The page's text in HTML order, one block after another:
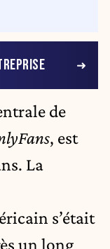
de
, est
La
s’était
un long